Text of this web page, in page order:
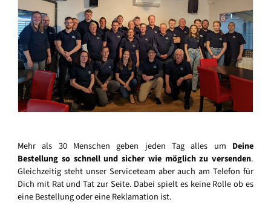
Mehr als 30 Menschen geben jeden Tag alles um Deine
Bestellung so schnell und sicher wie möglich zu versenden.
Gleichzeitig steht unser Serviceteam aber auch am Telefon für
Dich mit Rat und Tat zur Seite. Dabei spielt es keine Rolle ob es
eine Bestellung oder eine Reklamation ist.